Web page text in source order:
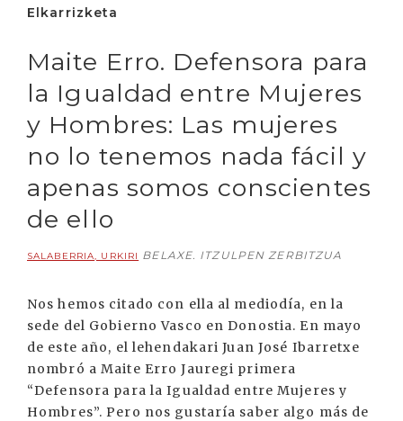
Elkarrizketa
Maite Erro. Defensora para
la Igualdad entre Mujeres
y Hombres: Las mujeres
no lo tenemos nada fácil y
apenas somos conscientes
de ello
SALABERRIA, URKIRI BELAXE. ITZULPEN ZERBITZUA
Nos hemos citado con ella al mediodía, en la
sede del Gobierno Vasco en Donostia. En mayo
de este año, el lehendakari Juan José Ibarretxe
nombró a Maite Erro Jauregi primera
“Defensora para la Igualdad entre Mujeres y
Hombres”. Pero nos gustaría saber algo más de